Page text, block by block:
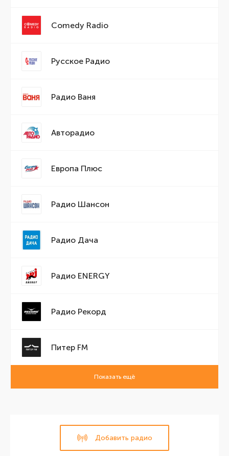
Comedy Radio
Русское Радио
Радио Ваня
Авторадио
Европа Плюс
Радио Шансон
Радио Дача
Радио ENERGY
Радио Рекорд
Питер FM
Показать ещё
Добавить радио